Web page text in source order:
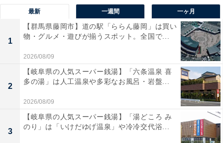
最新 一週間 一ヶ月
1
【群馬県藤岡市】道の駅「ららん藤岡」は買い
物・グルメ・遊びが揃うスポット。全国で...
2026/08/09
2
【岐阜県の人気スーパー銭湯】「六条温泉 喜
多の湯」は人工温泉や多彩なお風呂・岩盤...
2026/08/09
3
【岐阜県の人気スーパー銭湯】「湯どころ み
のり」は「いけだゆげ温泉」や冷冷交代浴...